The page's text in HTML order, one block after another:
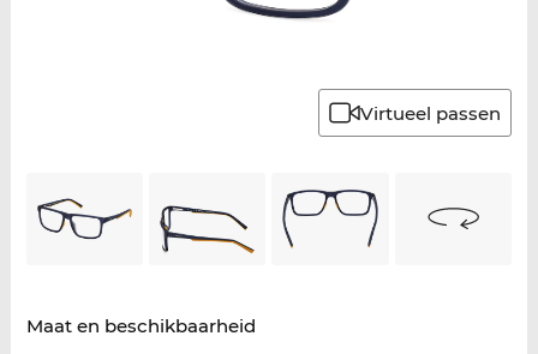
Virtueel passen
Maat en beschikbaarheid